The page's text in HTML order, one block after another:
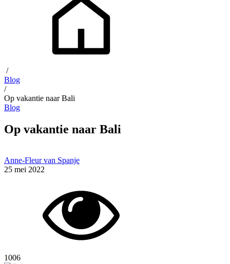
/
Blog
/
Op vakantie naar Bali
Blog
Op vakantie naar Bali
Anne-Fleur van Spanje
25 mei 2022
1006